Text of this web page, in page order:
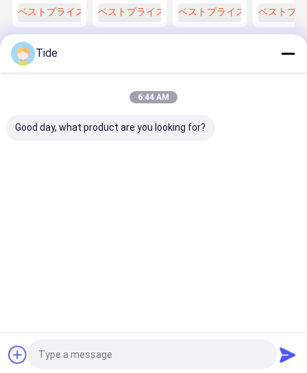
Chemical
Gear
Metering
Pump
ベストプライス
Pump for Pet
ベストプライス
Metering
ベストプライス
Polymer
Dosing
ベストプ
お問い合わせ
プライバシーポリシー規約
品質 水循環ポンプ中国工場.Copyright © 2026 Tianjin Shiny-Metals
Technology Co., Ltd.. All Rights Reserved.
Tide
6:44 AM
Good day, what product are you looking for?